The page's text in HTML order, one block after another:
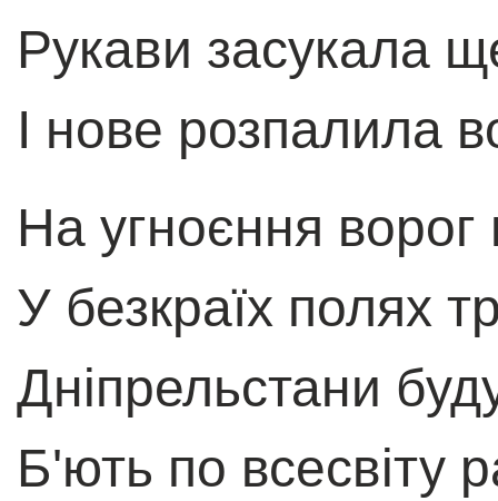
Рукави засукала
I нове розпалила
На угноєння
У безкраїх полях
Дніпрельстани
Б'ють по всесвіту